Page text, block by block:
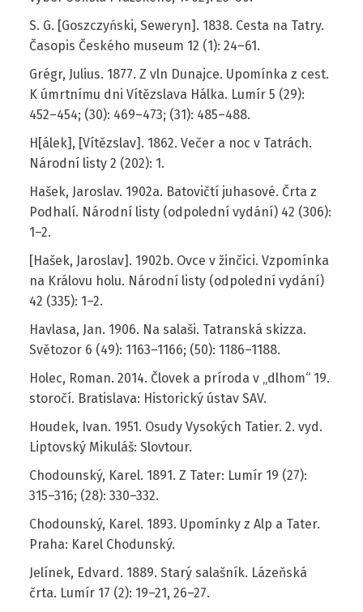
S. G. [Goszczyński, Seweryn]. 1838. Cesta na Tatry.
Časopis Českého museum 12 (1): 24–61.
Grégr, Julius. 1877. Z vln Dunajce. Upomínka z cest.
K úmrtnímu dni Vítězslava Hálka. Lumír 5 (29):
452–454; (30): 469–473; (31): 485–488.
H[álek], [Vítězslav]. 1862. Večer a noc v Tatrách.
Národní listy 2 (202): 1.
Hašek, Jaroslav. 1902a. Batovičtí juhasové. Črta z
Podhalí. Národní listy (odpolední vydání) 42 (306):
1–2.
[Hašek, Jaroslav]. 1902b. Ovce v žinčici. Vzpomínka
na Královu holu. Národní listy (odpolední vydání)
42 (335): 1–2.
Havlasa, Jan. 1906. Na salaši. Tatranská skizza.
Světozor 6 (49): 1163–1166; (50): 1186–1188.
Holec, Roman. 2014. Človek a príroda v „dlhom“ 19.
storočí. Bratislava: Historický ústav SAV.
Houdek, Ivan. 1951. Osudy Vysokých Tatier. 2. vyd.
Liptovský Mikuláš: Slovtour.
Chodounský, Karel. 1891. Z Tater: Lumír 19 (27):
315–316; (28): 330–332.
Chodounský, Karel. 1893. Upomínky z Alp a Tater.
Praha: Karel Chodunský.
Jelínek, Edvard. 1889. Starý salašník. Lázeňská
črta. Lumír 17 (2): 19–21, 26–27.